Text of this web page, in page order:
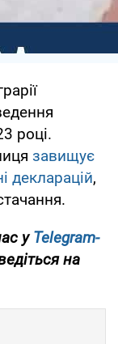
році.
завищує
декларацій,
уTelegram-
на